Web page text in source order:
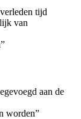
tijd
van
aan de
worden”